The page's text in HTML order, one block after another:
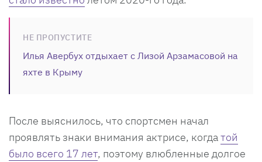
НЕ ПРОПУСТИТЕ
Илья Авербух отдыхает с Лизой Арзамасовой на
яхте в Крыму
После выяснилось, что спортсмен начал
проявлять знаки внимания актрисе, когдатой
было всего 17 лет, поэтому влюбленные долгое